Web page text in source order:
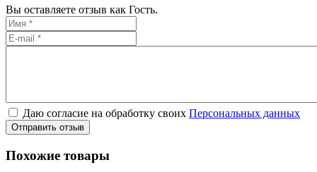
Вы оставляете отзыв как Гость.
Даю согласие на обработку своих Персональных данных
Отправить отзыв
Похожие товары